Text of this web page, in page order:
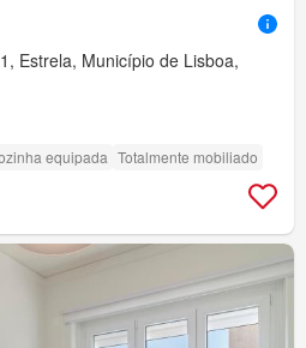
Estrela, Município de Lisboa,
equipada Totalmente mobiliado